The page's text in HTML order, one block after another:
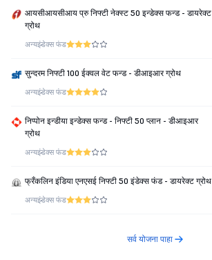
आयसीआयसीआय प्रु निफ्टी नेक्स्ट 50 इन्डेक्स फन्ड - डायरेक्ट
ग्रोथ
अन्यइंडेक्स फंड
सुन्दरम निफ्टी 100 ईक्वल वेट फन्ड - डीआइआर ग्रोथ
अन्यइंडेक्स फंड
निप्पोन इन्डीया इन्डेक्स फन्ड - निफ्टी 50 प्लान - डीआइआर
ग्रोथ
अन्यइंडेक्स फंड
फ्रँकलिन इंडिया एनएसई निफ्टी 50 इंडेक्स फंड - डायरेक्ट ग्रोथ
अन्यइंडेक्स फंड
सर्व योजना पाहा